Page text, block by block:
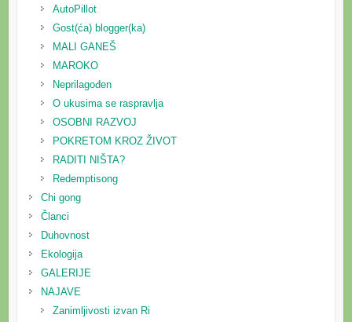
AutoPillot
Gost(ća) blogger(ka)
MALI GANEŠ
MAROKO
Neprilagođen
O ukusima se raspravlja
OSOBNI RAZVOJ
POKRETOM KROZ ŽIVOT
RADITI NIŠTA?
Redemptisong
Chi gong
Članci
Duhovnost
Ekologija
GALERIJE
NAJAVE
Zanimljivosti izvan Ri